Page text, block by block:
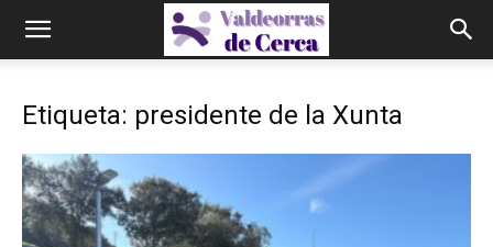
Etiqueta: presidente de la Xunta